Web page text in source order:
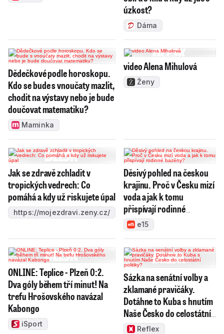
úzkost?
Dáma
Dědečkové podle horoskopu.
Kdo se bude s vnoučaty mazlit,
chodit na výstavy nebo je bude
doučovat matematiku?
Maminka
video Alena Mihulová
Ženy
Jak se zdravě zchladit v
tropických vedrech: Co
pomáhá a kdy už riskujete úpal
https://mojezdravi.zeny.cz/
Děsivý pohled na českou
krajinu. Proč v Česku mizí
voda a jak k tomu
přispívají rodinné
bazény?
e15
ONLINE: Teplice - Plzeň 0:2.
Dva góly během tří minut! Na
trefu Hrošovského navázal
Kabongo
iSport
Sázka na senátní volby a
zklamané pravičáky.
Dotáhne to Kuba s hnutím
Naše Česko do celostátní
politiky?
Reflex